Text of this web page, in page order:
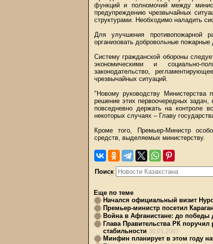
функций и полномочий между
предупреждению чрезвычайных
структурами. Необходимо наладить
Для улучшения противопожарной
организовать добровольные
Систему гражданской обороны
экономическими и социально-
законодательство,
чрезвычайных ситуаций.
"Новому руководству Министерства
решение этих первоочередных задач,
повседневно держать на контроле
некоторых случаях – Главу
Кроме того, Премьер-Министр
средств, выделяемых министерству.
Поиск
Еще по теме
Начался официальный визит
Премьер-министр посетил
Война в Афганистане: до победы
Глава Правительства РК
стабильности 30.01.2007
Минфин планирует в этом году